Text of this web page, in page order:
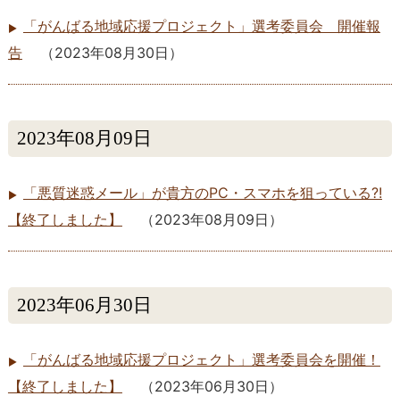
「がんばる地域応援プロジェクト」選考委員会 開催報
告
（2023年08月30日 ）
2023年08月09日
「悪質迷惑メール」が貴方のPC・スマホを狙っている?!
【終了しました】
（2023年08月09日 ）
2023年06月30日
「がんばる地域応援プロジェクト」選考委員会を開催！
【終了しました】
（2023年06月30日 ）